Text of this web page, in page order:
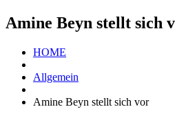
Amine Beyn stellt sich
HOME
Allgemein
Amine Beyn stellt sich vor